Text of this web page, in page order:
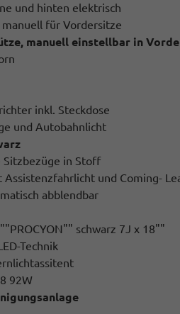
und hinten elektrisch
für Vordersitze
manuell einstellbar in
inkl. Steckdose
und Autobahnlicht
Sitzbezüge in Stoff
Assistenzfahrlicht und Coming-
abblendbar
schwarz 7J x 18""
Technik
92W